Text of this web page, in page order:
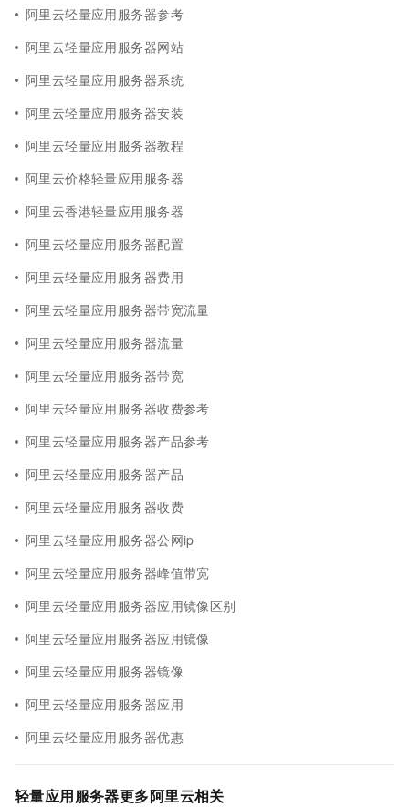
阿里云轻量应用服务器参考
阿里云轻量应用服务器网站
阿里云轻量应用服务器系统
阿里云轻量应用服务器安装
阿里云轻量应用服务器教程
阿里云价格轻量应用服务器
阿里云香港轻量应用服务器
阿里云轻量应用服务器配置
阿里云轻量应用服务器费用
阿里云轻量应用服务器带宽流量
阿里云轻量应用服务器流量
阿里云轻量应用服务器带宽
阿里云轻量应用服务器收费参考
阿里云轻量应用服务器产品参考
阿里云轻量应用服务器产品
阿里云轻量应用服务器收费
阿里云轻量应用服务器公网ip
阿里云轻量应用服务器峰值带宽
阿里云轻量应用服务器应用镜像区别
阿里云轻量应用服务器应用镜像
阿里云轻量应用服务器镜像
阿里云轻量应用服务器应用
阿里云轻量应用服务器优惠
轻量应用服务器更多阿里云相关